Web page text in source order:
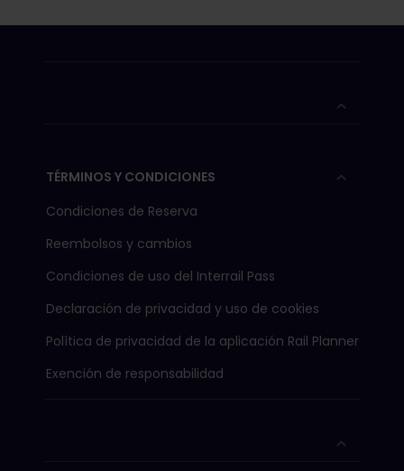
TÉRMINOS Y CONDICIONES
Condiciones de Reserva
Reembolsos y cambios
Condiciones de uso del Interrail Pass
Declaración de privacidad y uso de cookies
Política de privacidad de la aplicación Rail Planner
Exención de responsabilidad